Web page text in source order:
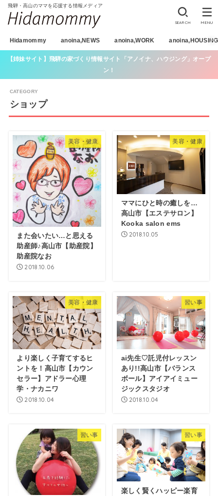
飛騨・高山のママを応援する情報メディア
Hidamommy anoina,NEWS anoina,WORK anoina,HOUSING
SEARCH MENU
【姉妹サイト】飛騨の家づくり情報サイト「アノイナ、ハウジング」オープ
ン！
ショップ
美容・健康
また会いたい…と思える
助産師♪高山市【助産院】
助産院なお
2018.10.06
美容・健康
ママにひと時の癒しを…
高山市【エステサロン】
Kooka salon ems
2018.10.05
美容・健康
より楽しく子育てするヒ
ントを！高山市【カウン
セラー】アドラー心理
学・ナカニワ
2018.10.04
習い事
ai先生♡託児付レッスン
あり!!高山市【バランス
ボール】アイアイミュー
ジックスタジオ
2018.10.04
習い事 習い事
楽しく賢くハッピー楽育